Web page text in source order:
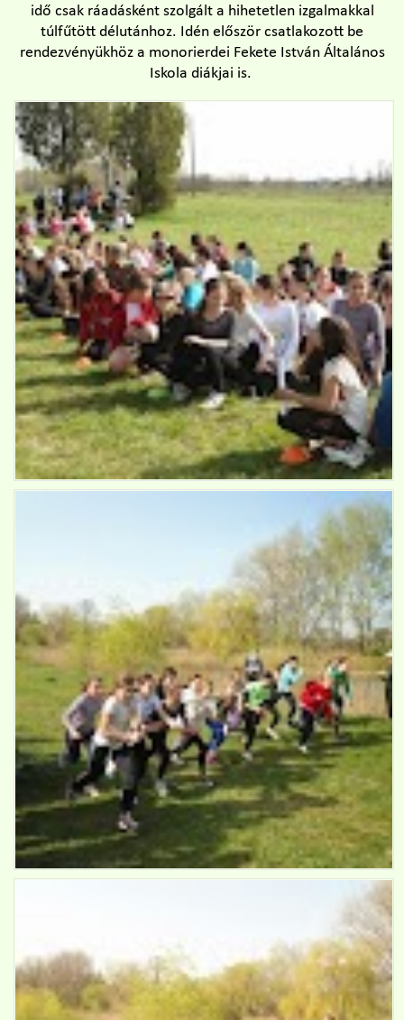
idő csak ráadásként szolgált a hihetetlen izgalmakkal
túlfűtött délutánhoz. Idén először csatlakozott be
rendezvényükhöz a monorierdei Fekete István Általános
Iskola diákjai is.